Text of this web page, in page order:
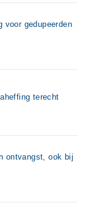
voor gedupeerden
terecht
ontvangst, ook bij